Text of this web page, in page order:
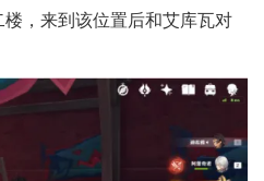
，来到该位置后和艾库瓦对